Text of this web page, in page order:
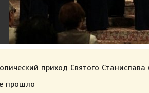
приход Святого
прошло